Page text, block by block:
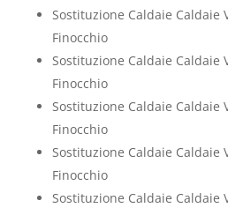
Sostituzione Caldaie Caldaie
Finocchio
Sostituzione Caldaie Caldaie
Finocchio
Sostituzione Caldaie Caldaie
Finocchio
Sostituzione Caldaie Caldaie
Finocchio
Sostituzione Caldaie Caldaie